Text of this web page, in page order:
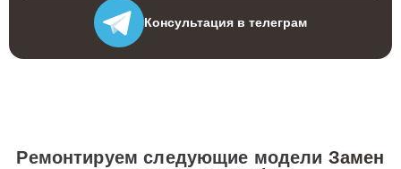
Консультация в телеграм
Ремонтируем следующие модели Замен